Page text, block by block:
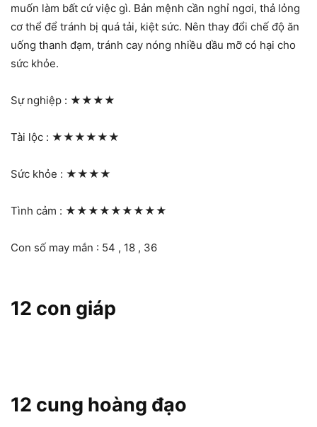
muốn làm bất cứ việc gì. Bản mệnh cần nghỉ ngơi, thả lỏng
cơ thể để tránh bị quá tải, kiệt sức. Nên thay đổi chế độ ăn
uống thanh đạm, tránh cay nóng nhiều dầu mỡ có hại cho
sức khỏe.
Sự nghiệp : ★★★★
Tài lộc : ★★★★★★
Sức khỏe : ★★★★
Tình cảm : ★★★★★★★★★
Con số may mắn : 54 , 18 , 36
12 con giáp
12 cung hoàng đạo